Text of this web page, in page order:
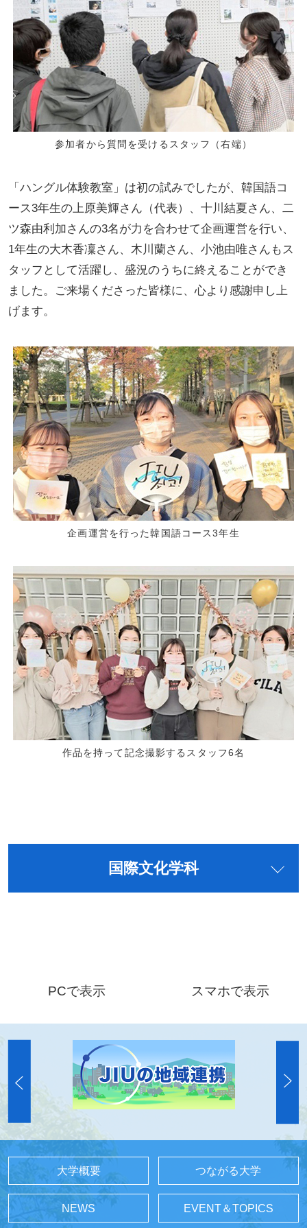
参加者から質問を受けるスタッフ（右端）
「ハングル体験教室」は初の試みでしたが、韓国語コ
ース3年生の上原美輝さん（代表）、十川結夏さん、二
ツ森由利加さんの3名が力を合わせて企画運営を行い、
1年生の大木香凜さん、木川蘭さん、小池由唯さんもス
タッフとして活躍し、盛況のうちに終えることができ
ました。ご来場くださった皆様に、心より感謝申し上
げます。
企画運営を行った韓国語コース3年生
作品を持って記念撮影するスタッフ6名
国際文化学科
PCで表示 スマホで表示
大学概要 つながる大学
NEWS EVENT＆TOPICS